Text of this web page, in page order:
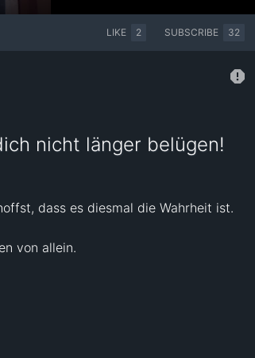
LIKE 2 SUBSCRIBE 32
nicht länger belügen!
dass es diesmal die Wahrheit ist.
von allein.